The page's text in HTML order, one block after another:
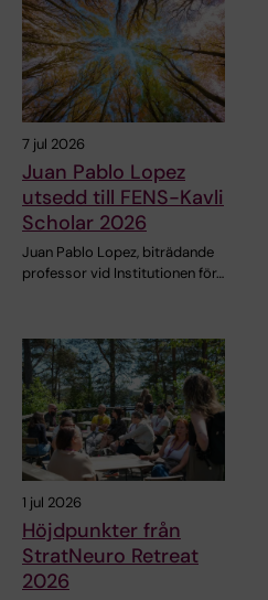
7 jul 2026
Juan Pablo Lopez
utsedd till FENS-Kavli
Scholar 2026
Juan Pablo Lopez, biträdande
professor vid Institutionen för…
1 jul 2026
Höjdpunkter från
StratNeuro Retreat
2026